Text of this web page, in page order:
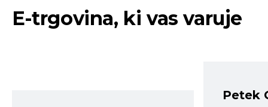
E-trgovina, ki vas varuje
Petek